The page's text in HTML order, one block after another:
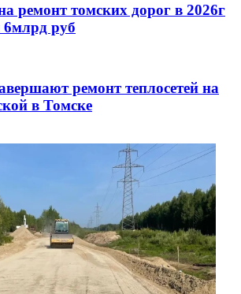
ремонт томских дорог в 2026г
6млрд руб
ремонт теплосетей на
в Томске